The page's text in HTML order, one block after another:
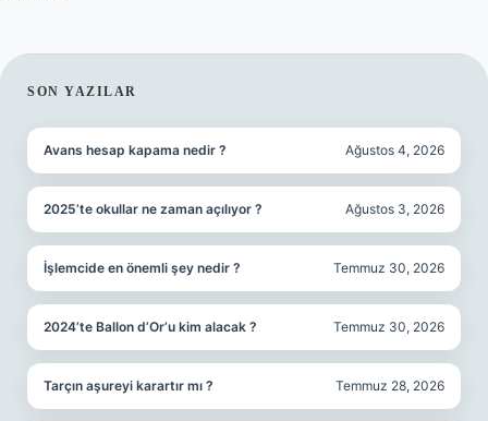
SIDEBAR
SON YAZILAR
Avans hesap kapama nedir ? Ağustos 4, 2026
2025’te okullar ne zaman açılıyor ? Ağustos 3, 2026
İşlemcide en önemli şey nedir ? Temmuz 30, 2026
2024’te Ballon d’Or’u kim alacak ? Temmuz 30, 2026
Tarçın aşureyi karartır mı ? Temmuz 28, 2026